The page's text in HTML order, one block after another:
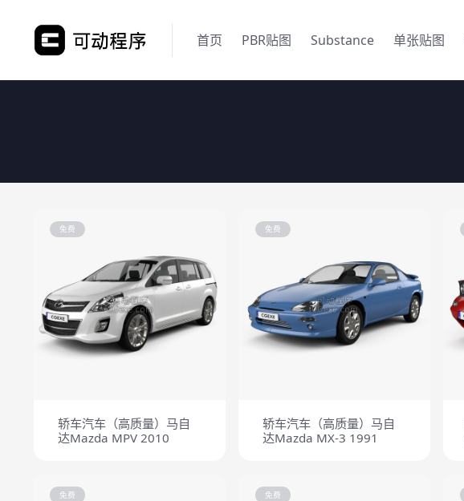
首页 PBR贴图 Substance 单张贴图
免费
轿车汽车（高质量）马自
达Mazda MPV 2010
免费
轿车汽车（高质量）马自
达Mazda MX-3 1991
免费 免费